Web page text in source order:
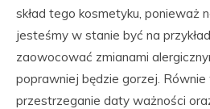
skład tego kosmetyku, ponieważ
jesteśmy w stanie być na
zaowocować zmianami
poprawniej będzie gorzej.
przestrzeganie daty ważności